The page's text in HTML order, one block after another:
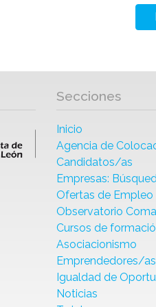
Secciones
Inicio
Agencia de
Candidatos/as
Empresas:
Ofertas de Empleo
Observatorio
Cursos de
Asociacionismo
Emprendedores/
Igualdad de
Noticias